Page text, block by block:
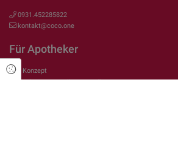
0931.452285822
kontakt@coco.one
Für Apotheker
Das Konzept
Fokusthema Sexuelle Gesundheit
Cookie Einstellungen